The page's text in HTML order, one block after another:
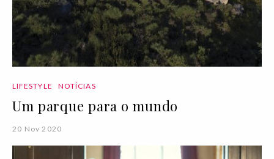
LIFESTYLE NOTÍCIAS
Um parque para o mundo
20 Nov 2020